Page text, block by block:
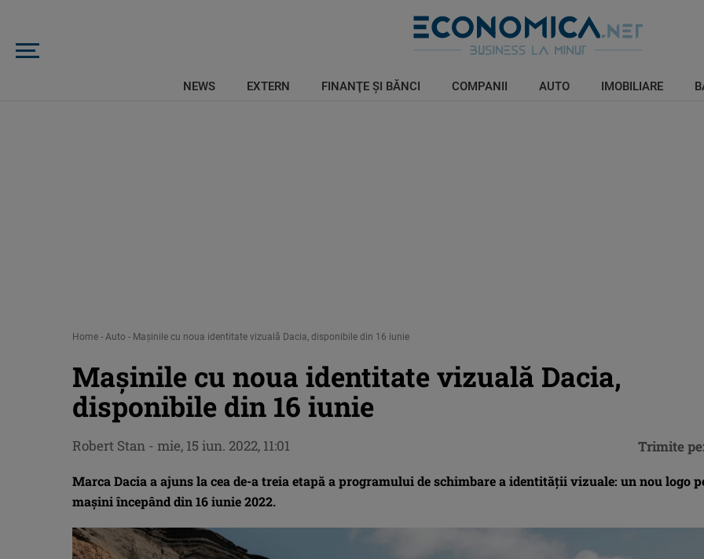
NEWS EXTERN FINANŢE ŞI BĂNCI COMPANII AUTO IMOBILIARE
Home - Auto - Mașinile cu noua identitate vizuală Dacia, disponibile din 16 iunie
Mașinile cu noua identitate vizuală Dacia,
disponibile din 16 iunie
Marca Dacia a ajuns la cea de-a treia etapă a programului de schimbare a identității vizuale: un nou logo
mașini începând din 16 iunie 2022.
Robert Stan - mie, 15 iun. 2022, 11:01 Trimite